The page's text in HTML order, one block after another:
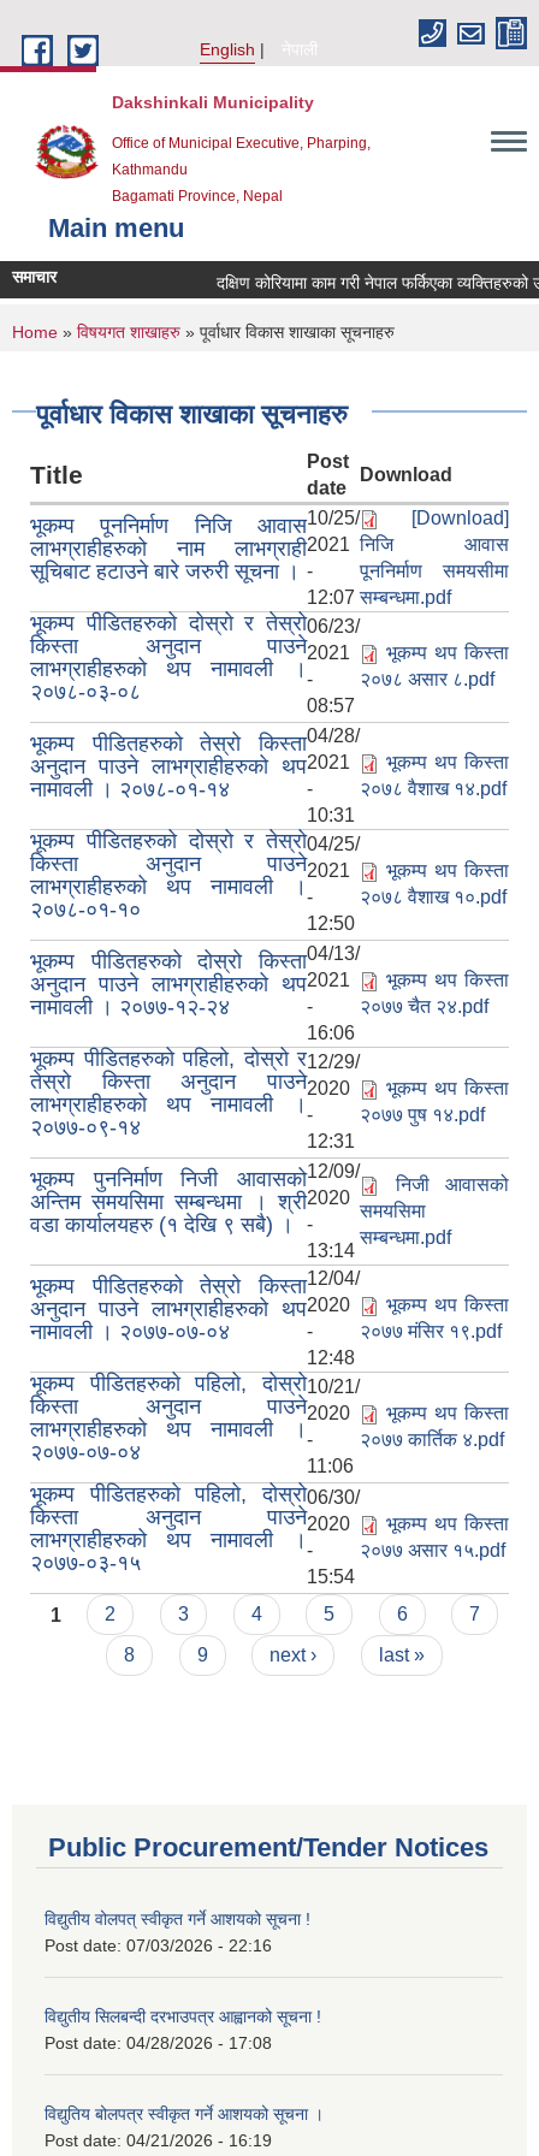
English
नेपाली
Dakshinkali Municipality
Office of Municipal Executive, Pharping,
Kathmandu
Bagamati Province, Nepal
Main menu
समाचार दक्षिण कोरियामा काम गरी नेपाल फर्किएका
You are here
Home » विषयगत शाखाहरु » पूर्वाधार विकास शाखाका सूचनाहरु
पूर्वाधार विकास शाखाका सूचनाहरु
Title
Post
date
Download
भूकम्प पूननिर्माण निजि आवास
लाभग्राहीहरुको नाम लाभग्राही
सूचिबाट हटाउने बारे जरुरी सूचना ।
10/25/
2021
-
12:07
[Download]
निजि आवास
पूननिर्माण समयसीमा
सम्बन्धमा.pdf
भूकम्प पीडितहरुको दोस्रो र तेस्रो
किस्ता अनुदान पाउने
लाभग्राहीहरुको थप नामावली ।
२०७८-०३-०८
06/23/
2021
-
08:57
भूकम्प थप किस्ता
२०७८ असार ८.pdf
भूकम्प पीडितहरुको तेस्रो किस्ता
अनुदान पाउने लाभग्राहीहरुको थप
नामावली । २०७८-०१-१४
04/28/
2021
-
10:31
भूकम्प थप किस्ता
२०७८ वैशाख १४.pdf
भूकम्प पीडितहरुको दोस्रो र तेस्रो
किस्ता अनुदान पाउने
लाभग्राहीहरुको थप नामावली ।
२०७८-०१-१०
04/25/
2021
-
12:50
भूकम्प थप किस्ता
२०७८ वैशाख १०.pdf
भूकम्प पीडितहरुको दोस्रो किस्ता
अनुदान पाउने लाभग्राहीहरुको थप
नामावली । २०७७-१२-२४
04/13/
2021
-
16:06
भूकम्प थप किस्ता
२०७७ चैत २४.pdf
भूकम्प पीडितहरुको पहिलो, दोस्रो र
तेस्रो किस्ता अनुदान पाउने
लाभग्राहीहरुको थप नामावली ।
२०७७-०९-१४
12/29/
2020
-
12:31
भूकम्प थप किस्ता
२०७७ पुष १४.pdf
भूकम्प पुननिर्माण निजी आवासको
अन्तिम समयसिमा सम्बन्धमा । श्री
वडा कार्यालयहरु (१ देखि ९ सबै) ।
12/09/
2020
-
13:14
निजी आवासको
समयसिमा
सम्बन्धमा.pdf
भूकम्प पीडितहरुको तेस्रो किस्ता
अनुदान पाउने लाभग्राहीहरुको थप
नामावली । २०७७-०७-०४
12/04/
2020
-
12:48
भूकम्प थप किस्ता
२०७७ मंसिर १९.pdf
भूकम्प पीडितहरुको पहिलो, दोस्रो
किस्ता अनुदान पाउने
लाभग्राहीहरुको थप नामावली ।
२०७७-०७-०४
10/21/
2020
-
11:06
भूकम्प थप किस्ता
२०७७ कार्तिक ४.pdf
भूकम्प पीडितहरुको पहिलो, दोस्रो
किस्ता अनुदान पाउने
लाभग्राहीहरुको थप नामावली ।
२०७७-०३-१५
06/30/
2020
-
15:54
भूकम्प थप किस्ता
२०७७ असार १५.pdf
Pages
1 2 3 4 5 6
7
8
9 next › last »
Public Procurement/Tender Notices
विद्युतीय वोलपत् स्वीकृत गर्ने आशयको सूचना !
Post date: 07/03/2026 - 22:16
विद्युतीय सिलबन्दी दरभाउपत्र आह्वानको सूचना !
Post date: 04/28/2026 - 17:08
विद्युतिय बोलपत्र स्वीकृत गर्ने आशयको सूचना ।
Post date: 04/21/2026 - 16:19